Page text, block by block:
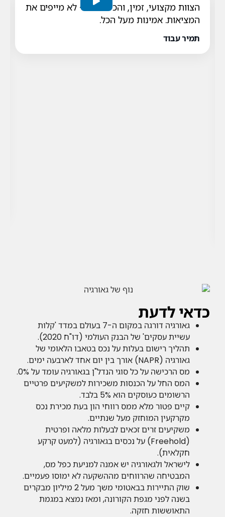
הצוות מקצועי, זמין, והכי חשוב – לא מייפים את
המציאות. אמינות מעל הכל.
תמיר עבוד
כדאי לדעת
גאורגיה דורגה במקום ה-7 בעולם במדד 'קלות
עשיית עסקים' של הבנק העולמי (דו"ח 2020).
תהליך רישום בעלות על נכס בטאבו הלאומי של
גאורגיה (NAPR) אורך בין יום אחד לארבעה ימים.
מס הרכישה על כל סוגי הנדל"ן בגאורגיה עומד על 0%.
המס החל על הכנסות משכירות למשקיעים פרטיים
הרשומים כעוסקים הוא 5% בלבד.
קיים פטור מלא ממס רווחי הון בעת מכירת נכס
מקרקעין המוחזק מעל שנתיים.
משקיעים זרים זכאים לבעלות מלאה ופרטית
(Freehold) על נכסים בגאורגיה (למעט קרקע
חקלאית).
לישראל ולגאורגיה יש אמנה למניעת כפל מס,
המבטיחה שהרווחים מההשקעה לא ימוסו פעמיים.
שוק התיירות בבאטומי משך מעל 2 מיליון מבקרים
בשנה לפני מגפת הקורונה, ומאז נמצא במגמת
התאוששות חזקה.